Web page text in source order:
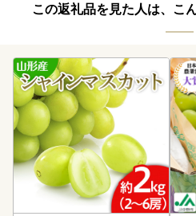
この返礼品を見た人は、こ